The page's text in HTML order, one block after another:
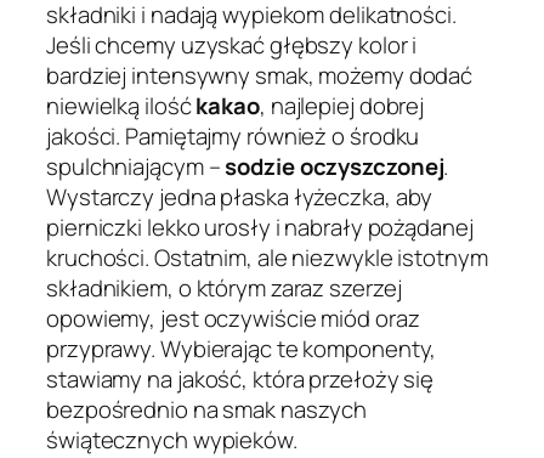
składniki i nadają wypiekom delikatności.
Jeśli chcemy uzyskać głębszy kolor i
bardziej intensywny smak, możemy dodać
niewielką ilośćkakao, najlepiej dobrej
jakości. Pamiętajmy również o środku
spulchniającym –sodzie oczyszczonej.
Wystarczy jedna płaska łyżeczka, aby
pierniczki lekko urosły i nabrały pożądanej
kruchości. Ostatnim, ale niezwykle istotnym
składnikiem, o którym zaraz szerzej
opowiemy, jest oczywiście miód oraz
przyprawy. Wybierając te komponenty,
stawiamy na jakość, która przełoży się
bezpośrednio na smak naszych
świątecznych wypieków.